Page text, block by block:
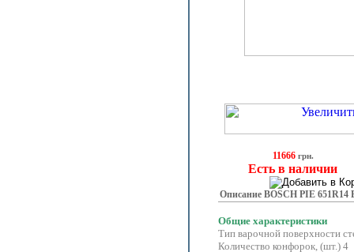
11666грн.
Есть в наличии
Описание BOSCH PIE 651R14
Общие характеристики
Тип варочной поверхности
Количество конфорок,